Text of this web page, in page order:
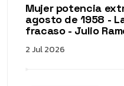
Mujer potencia
agosto de 1958 -
fracaso - Julio
2 Jul 2026